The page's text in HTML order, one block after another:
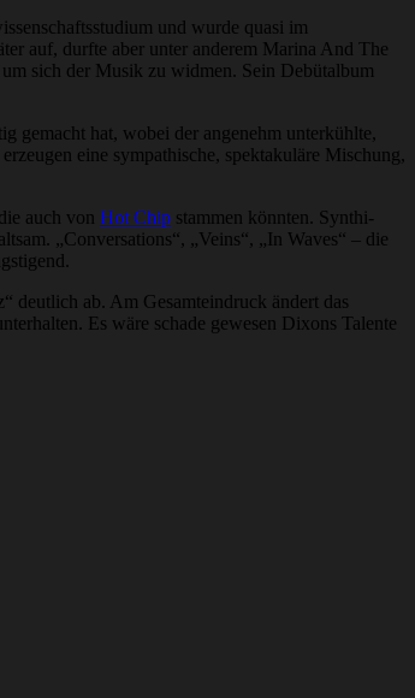
und wurde quasi im
auf, durfte aber unter anderem Marina And The
sich der Musik zu widmen. Sein Debütalbum
gemacht hat, wobei der angenehm unterkühlte,
eine sympathische, spektakuläre Mischung,
auch von Hot Chip stammen könnten. Synthi-
„Conversations“, „Veins“, „In Waves“ – die
deutlich ab. Am Gesamteindruck ändert das
Es wäre schade gewesen Dixons Talente